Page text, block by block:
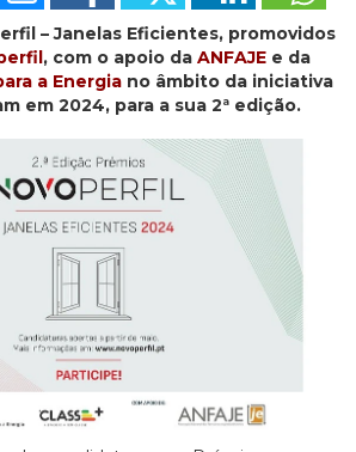
– Janelas Eficientes, promovidos
, com o apoio da ANFAJE e da
a Energia no âmbito da iniciativa
em 2024, para a sua 2ª edição.